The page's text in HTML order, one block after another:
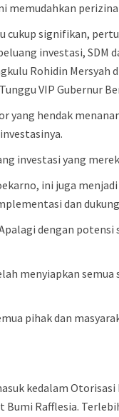
memudahkan
signifikan,
investasi,
Rohidin Mersyah
VIP Gubernur
hendak
investasi yang
ini juga
dan
dengan
menyiapkan
pihak dan
kedalam
Rafflesia.